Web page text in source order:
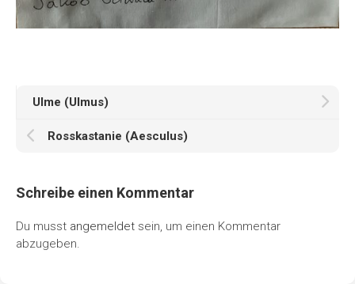
Ulme (Ulmus)
Rosskastanie (Aesculus)
Schreibe einen Kommentar
Du musst angemeldet sein, um einen Kommentar
abzugeben.